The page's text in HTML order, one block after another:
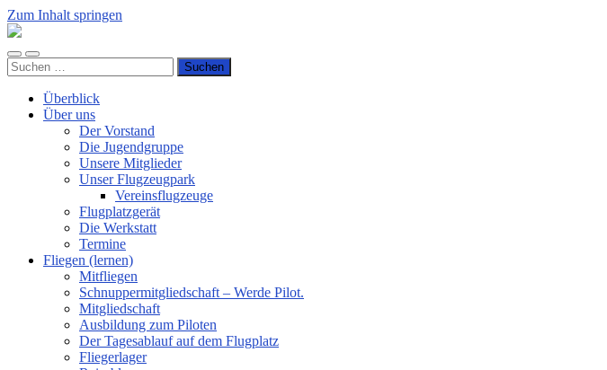
Zum Inhalt springen
Luftsportverein
e.V.
Mobile-
Menü
Suchfeld
ein-/ausblenden
Suchen
nach:
Überblick
Über uns
Der Vorstand
Die Jugendgruppe
Unsere Mitglieder
Unser Flugzeugpark
Vereinsflugzeuge
Flugplatzgerät
Die Werkstatt
Termine
Fliegen (lernen)
Mitfliegen
Schnuppermitgliedschaft – Werde Pilot.
Mitgliedschaft
Ausbildung zum Piloten
Der Tagesablauf auf dem Flugplatz
Fliegerlager